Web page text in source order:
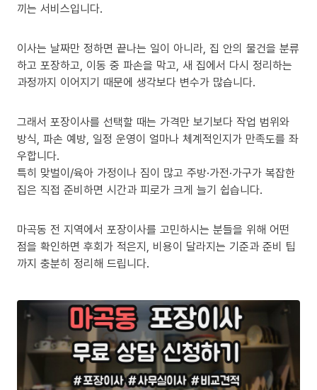
끼는 서비스입니다.
이사는 날짜만 정하면 끝나는 일이 아니라, 집 안의 물건을 분류
하고 포장하고, 이동 중 파손을 막고, 새 집에서 다시 정리하는
과정까지 이어지기 때문에 생각보다 변수가 많습니다.
그래서 포장이사를 선택할 때는 가격만 보기보다 작업 범위와
방식, 파손 예방, 일정 운영이 얼마나 체계적인지가 만족도를 좌
우합니다.
특히 맞벌이/육아 가정이나 짐이 많고 주방·가전·가구가 복잡한
집은 직접 준비하면 시간과 피로가 크게 늘기 쉽습니다.
마곡동 전 지역에서 포장이사를 고민하시는 분들을 위해 어떤
점을 확인하면 후회가 적은지, 비용이 달라지는 기준과 준비 팁
까지 충분히 정리해 드립니다.